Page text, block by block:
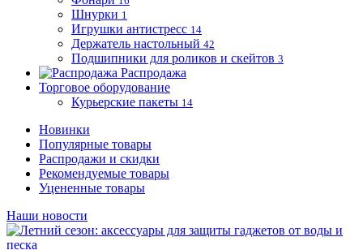
Шнурки 1
Игрушки антистресс 14
Держатель настольный 42
Подшипники для роликов и скейтов 3
Распродажа
Торговое оборудование
Курьерские пакеты 14
Новинки
Популярные товары
Распродажи и скидки
Рекомендуемые товары
Уцененные товары
Наши новости